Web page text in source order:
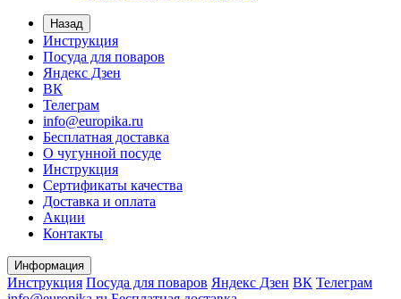
Назад
Инструкция
Посуда для поваров
Яндекс Дзен
ВК
Телеграм
info@europika.ru
Бесплатная доставка
О чугунной посуде
Инструкция
Сертификаты качества
Доставка и оплата
Акции
Контакты
Информация
Инструкция Посуда для поваров Яндекс Дзен ВК Телеграм